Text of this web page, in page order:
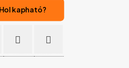
Hol kapható?